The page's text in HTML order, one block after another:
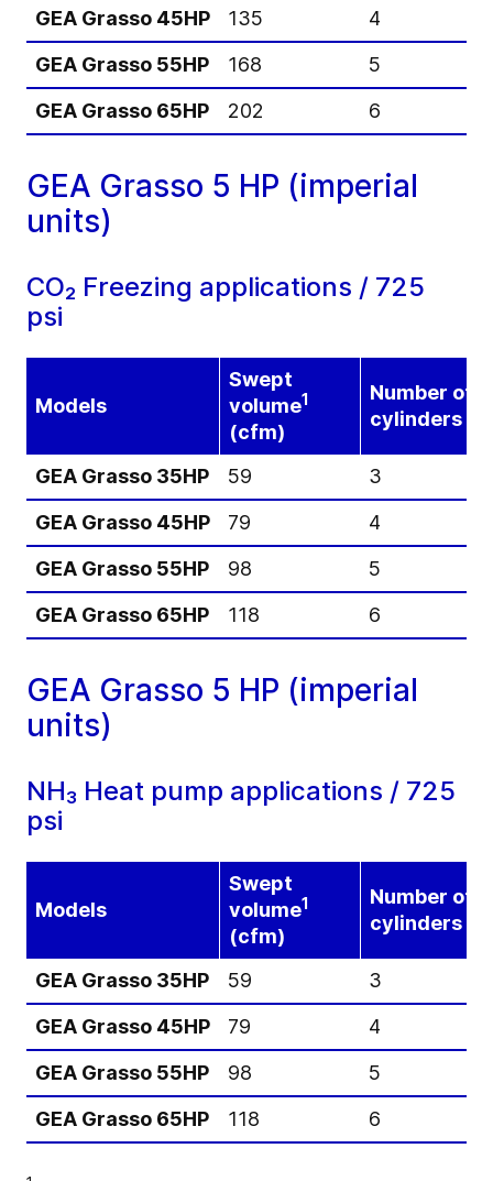
GEA Grasso 45HP
135
4
GEA Grasso 55HP
168
5
GEA Grasso 65HP
202 6
GEA Grasso 5 HP (imperial
units)
CO₂ Freezing applications / 725
psi
Models
Swept
volume1
(cfm)
Number of
cylinders
GEA Grasso 35HP 59
3
GEA Grasso 45HP
79
4
GEA Grasso 55HP
98
5
GEA Grasso 65HP
118 6
GEA Grasso 5 HP (imperial
units)
NH₃ Heat pump applications / 725
psi
Models
Swept
volume1
(cfm)
Number of
cylinders
GEA Grasso 35HP 59
3
GEA Grasso 45HP
79
4
GEA Grasso 55HP
98
5
GEA Grasso 65HP
118 6